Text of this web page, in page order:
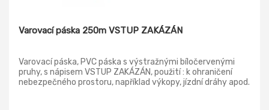
Varovací páska 250m VSTUP ZAKÁZÁN
Varovací páska, PVC páska s výstražnými bíločervenými
pruhy, s nápisem VSTUP ZAKÁZÁN, použití : k ohraničení
nebezpečného prostoru, například výkopy, jízdní dráhy apod.